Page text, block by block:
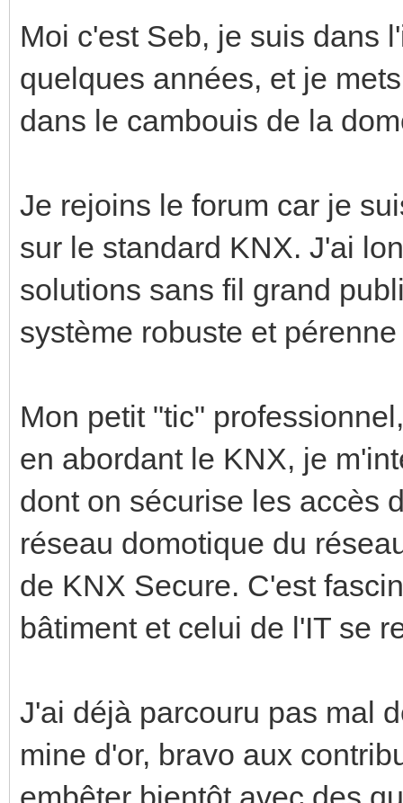
Moi c'est Seb, je suis dans
quelques années, et je
dans le cambouis de la
Je rejoins le forum car je
sur le standard KNX. J'ai
solutions sans fil grand
système robuste et
Mon petit "tic"
en abordant le KNX, je
dont on sécurise les accès
réseau domotique du
de KNX Secure. C'est
bâtiment et celui de l'IT se
J'ai déjà parcouru pas mal
mine d'or, bravo aux